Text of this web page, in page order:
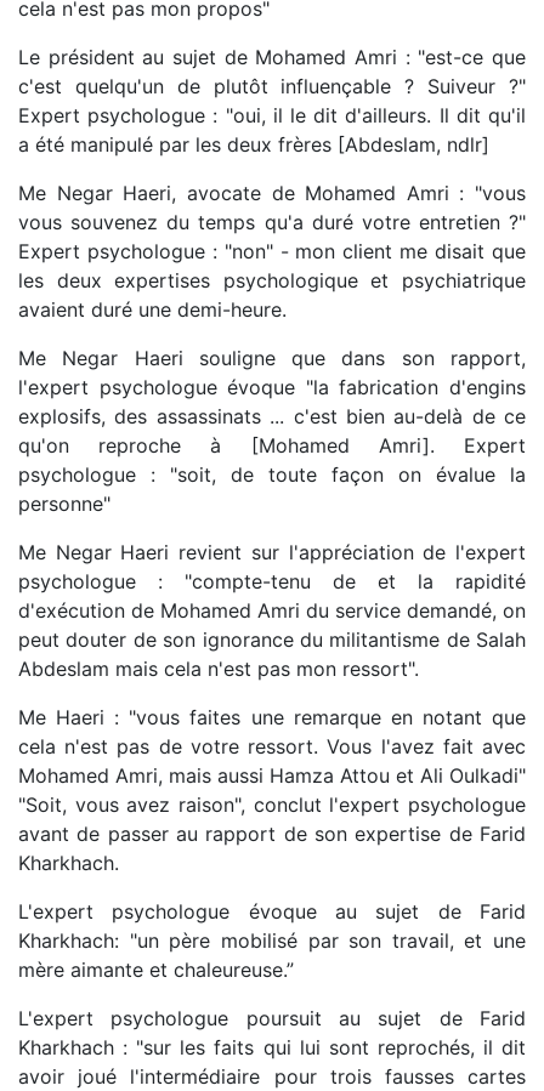
cela n'est pas mon propos"
Le président au sujet de Mohamed Amri : "est-ce que
c'est quelqu'un de plutôt influençable ? Suiveur ?"
Expert psychologue : "oui, il le dit d'ailleurs. Il dit qu'il
a été manipulé par les deux frères [Abdeslam, ndlr]
Me Negar Haeri, avocate de Mohamed Amri : "vous
vous souvenez du temps qu'a duré votre entretien ?"
Expert psychologue : "non" - mon client me disait que
les deux expertises psychologique et psychiatrique
avaient duré une demi-heure.
Me Negar Haeri souligne que dans son rapport,
l'expert psychologue évoque "la fabrication d'engins
explosifs, des assassinats ... c'est bien au-delà de ce
qu'on reproche à [Mohamed Amri]. Expert
psychologue : "soit, de toute façon on évalue la
personne"
Me Negar Haeri revient sur l'appréciation de l'expert
psychologue : "compte-tenu de et la rapidité
d'exécution de Mohamed Amri du service demandé, on
peut douter de son ignorance du militantisme de Salah
Abdeslam mais cela n'est pas mon ressort".
Me Haeri : "vous faites une remarque en notant que
cela n'est pas de votre ressort. Vous l'avez fait avec
Mohamed Amri, mais aussi Hamza Attou et Ali Oulkadi"
"Soit, vous avez raison", conclut l'expert psychologue
avant de passer au rapport de son expertise de Farid
Kharkhach.
L'expert psychologue évoque au sujet de Farid
Kharkhach: "un père mobilisé par son travail, et une
mère aimante et chaleureuse.”
L'expert psychologue poursuit au sujet de Farid
Kharkhach : "sur les faits qui lui sont reprochés, il dit
avoir joué l'intermédiaire pour trois fausses cartes